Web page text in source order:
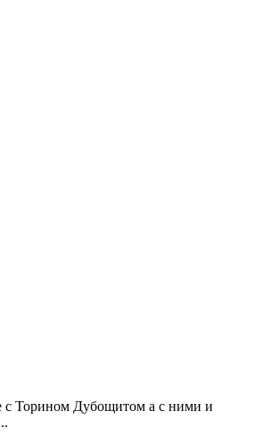
с Торином Дубощитом а с ними и